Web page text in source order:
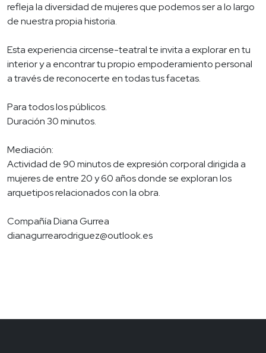
refleja la diversidad de mujeres que podemos ser a lo largo
de nuestra propia historia.
Esta experiencia circense-teatral te invita a explorar en tu
interior y a encontrar tu propio empoderamiento personal
a través de reconocerte en todas tus facetas.
Para todos los públicos.
Duración 30 minutos.
Mediación:
Actividad de 90 minutos de expresión corporal dirigida a
mujeres de entre 20 y 60 años donde se exploran los
arquetipos relacionados con la obra.
Compañía Diana Gurrea
dianagurrearodriguez@outlook.es